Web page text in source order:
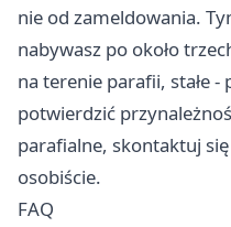
nie od zameldowania.
nabywasz po około
na terenie parafii, stałe -
potwierdzić
parafialne, skontaktuj
osobiście.
FAQ